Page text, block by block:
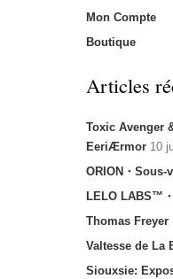
Mon Compte
Boutique
Articles
Toxic Avenger
EeriÆrmor 10
ORION・Sous-
LELO LABS™・
Thomas Freyer
Valtesse de La
Siouxsie: